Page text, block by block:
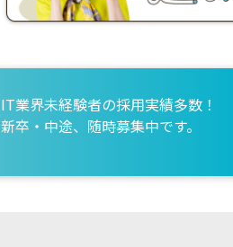
IT業界未経験者の採用実績多数！
新卒・中途、随時募集中です。